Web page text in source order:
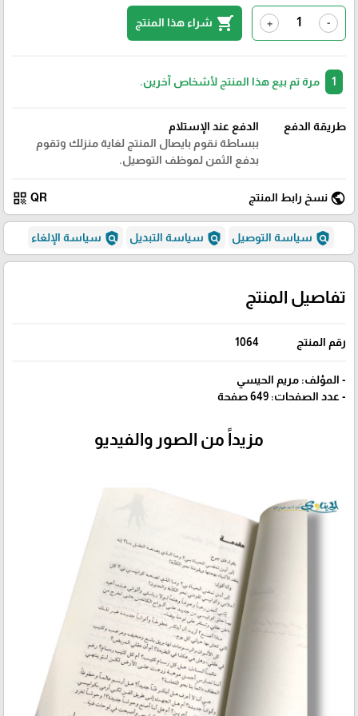
-
+
shopping_cart شراء هذا المنتج
مرة تم بيع هذا المنتج لأشخاص آخرين.
طريقة الدفع
الدفع عند الإستلام
ببساطة نقوم بايصال المنتج لغاية منزلك وتقوم
بدفع الثمن لموظف التوصيل.
public نسخ رابط المنتج QR
qr_code
policy سياسة التوصيل policy سياسة التبديل policy سياسة الإلغاء
تفاصيل المنتج
رقم المنتج 1064
- المؤلف: مريم الحيسي
- عدد الصفحات: 649 صفحة
مزيداً من الصور والفيديو